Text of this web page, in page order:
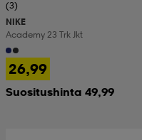
(3)
NIKE
Academy 23 Trk Jkt
26,99
Suositushinta 49,99